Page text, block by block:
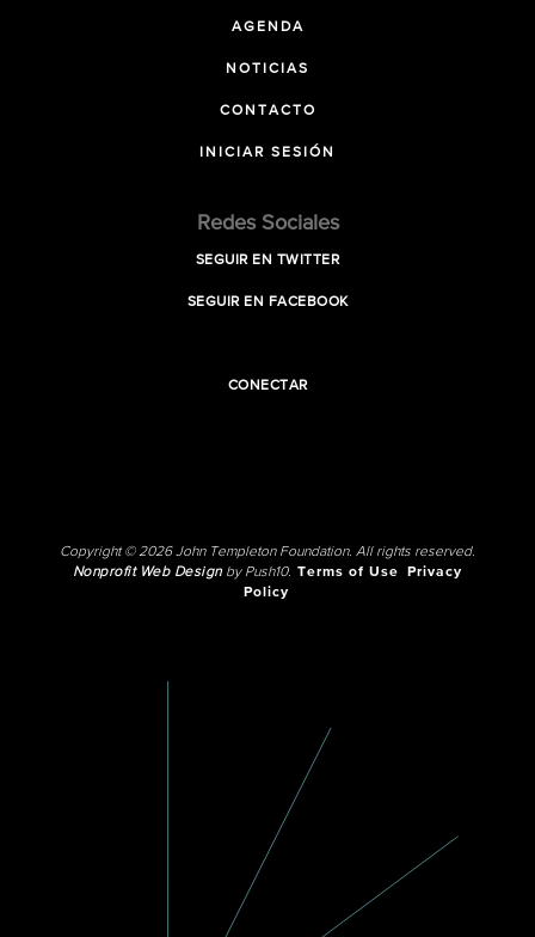
AGENDA
NOTICIAS
CONTACTO
INICIAR SESIÓN
Redes Sociales
SEGUIR EN TWITTER
SEGUIR EN FACEBOOK
CONECTAR
Copyright © 2026 John Templeton Foundation. All rights reserved.
Nonprofit Web Designby Push10. Terms of Use
Privacy
Policy